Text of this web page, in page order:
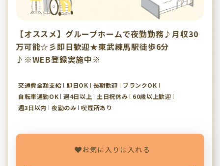
【オススメ】グループホームで夜勤勤務♪月収30
万可能☆彡即日歓迎★東武練馬駅徒歩6分
♪※WEB登録実施中※
交通費全額支給 即日OK 長期歓迎
ブランクOK
自転車通勤OK
週4日以上 土日祝休み
60歳以上歓迎
週3日以内
夜勤のみ 喫煙所あり
お気に入りに入れる